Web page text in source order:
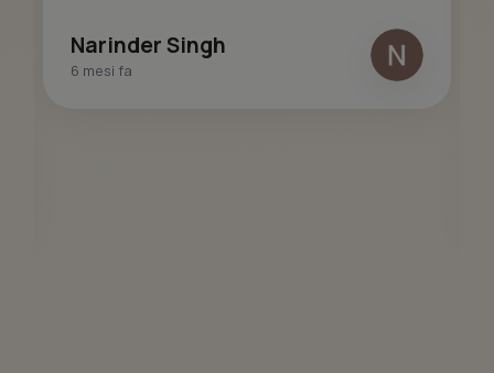
Narinder Singh
6 mesi fa